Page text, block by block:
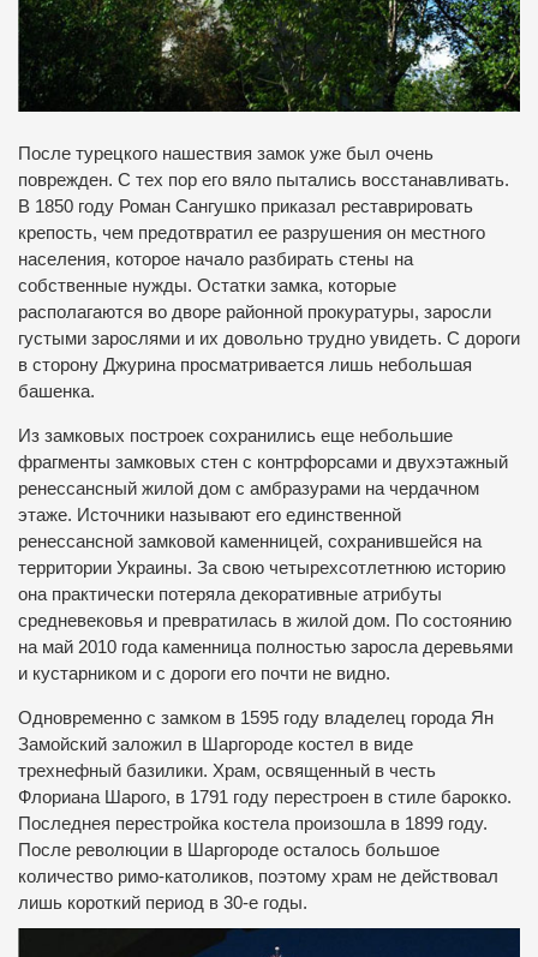
После турецкого нашествия замок уже был очень
поврежден. С тех пор его вяло пытались восстанавливать.
В 1850 году Роман Сангушко приказал реставрировать
крепость, чем предотвратил ее разрушения он местного
населения, которое начало разбирать стены на
собственные нужды. Остатки замка, которые
располагаются во дворе районной прокуратуры, заросли
густыми зарослями и их довольно трудно увидеть. С дороги
в сторону Джурина просматривается лишь небольшая
башенка.
Из замковых построек сохранились еще небольшие
фрагменты замковых стен с контрфорсами и двухэтажный
ренессансный жилой дом с амбразурами на чердачном
этаже. Источники называют его единственной
ренессансной замковой каменницей, сохранившейся на
территории Украины. За свою четырехсотлетнюю историю
она практически потеряла декоративные атрибуты
средневековья и превратилась в жилой дом. По состоянию
на май 2010 года каменница полностью заросла деревьями
и кустарником и с дороги его почти не видно.
Одновременно с замком в 1595 году владелец города Ян
Замойский заложил в Шаргороде костел в виде
трехнефный базилики. Храм, освященный в честь
Флориана Шарого, в 1791 году перестроен в стиле барокко.
Последнея перестройка костела произошла в 1899 году.
После революции в Шаргороде осталось большое
количество римо-католиков, поэтому храм не действовал
лишь короткий период в 30-е годы.